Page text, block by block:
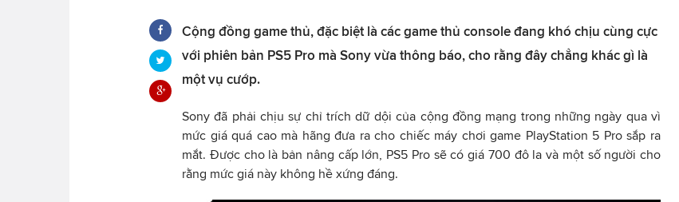
Cộng đồng game thủ, đặc biệt là các game thủ console đang khó chịu cùng cực
với phiên bản PS5 Pro mà Sony vừa thông báo, cho rằng đây chẳng khác gì là
một vụ cướp.
Sony đã phải chịu sự chỉ trích dữ dội của cộng đồng mạng trong những ngày qua vì
mức giá quá cao mà hãng đưa ra cho chiếc máy chơi game PlayStation 5 Pro sắp ra
mắt. Được cho là bản nâng cấp lớn, PS5 Pro sẽ có giá 700 đô la và một số người cho
rằng mức giá này không hề xứng đáng.